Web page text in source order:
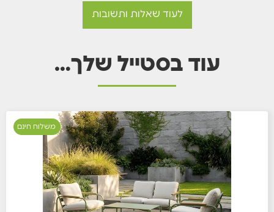
לעוד שאלות ותשובות
עוד בסטייל שלך…
משלוח חינם